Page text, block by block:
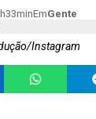
EmGente
Instagram